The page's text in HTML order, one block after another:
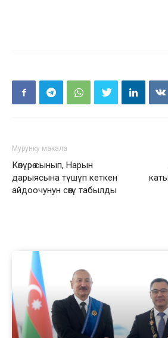
Мурунку макала
Көпүрө сынып, Нарын
дарыясына түшүп кеткен
айдоочунун сөөгү табылды